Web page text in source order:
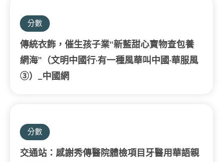
分數
傳統衣飾，催生孩子業“新藍甜心寶物查包養
網海”（文明中國行·有一種風華叫中國·華服風
③）_中國網
分數
交通站：感謝秀傳醫院體檢項目牙醫用華語親